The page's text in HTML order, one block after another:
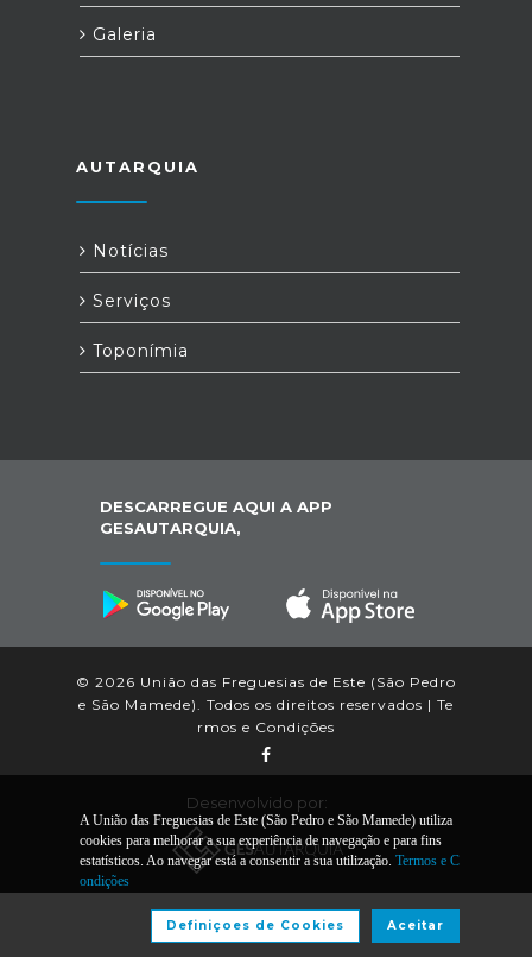
Galeria
AUTARQUIA
Notícias
Serviços
Toponímia
DESCARREGUE AQUI A APP
GESAUTARQUIA,
© 2026 União das Freguesias de Este (São Pedro
e São Mamede). Todos os direitos reservados | Te
rmos e Condições
Desenvolvido por:
A União das Freguesias de Este (São Pedro e São Mamede) utiliza
cookies para melhorar a sua experiência de navegação e para fins
estatísticos. Ao navegar está a consentir a sua utilização. Termos e C
ondições
Aceitar
Definiçoes de Cookies